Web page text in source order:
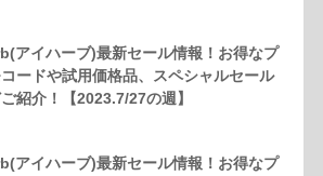
アイハーブ)最新セール情報！お得なプ
ードや試用価格品、スペシャルセール
紹介！【2023.7/27の週】
アイハーブ)最新セール情報！お得なプ